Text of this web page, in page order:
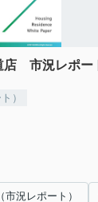
店 市況レポー
）
市況レポート）